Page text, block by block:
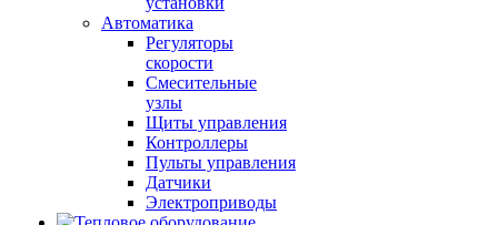
Автоматика
Регуляторы
скорости
Смесительные
узлы
Щиты управления
Контроллеры
Пульты управления
Датчики
Электроприводы